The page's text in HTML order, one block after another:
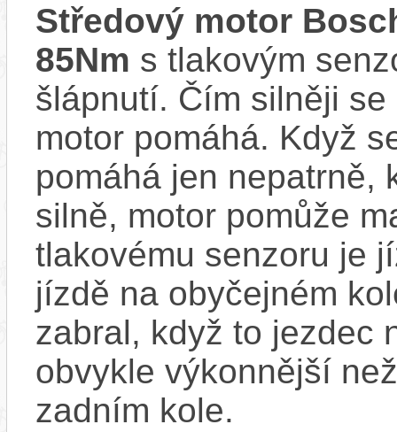
Středový motor
85Nm s tlakovým
šlápnutí. Čím silněji
motor pomáhá. Když
pomáhá jen nepatrně,
silně, motor pomůže
tlakovému senzoru je
jízdě na obyčejném
zabral, když to jezdec
obvykle výkonnější
zadním kole.